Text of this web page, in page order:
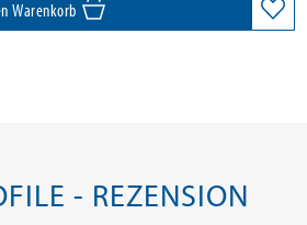
Warenkorb
- REZENSION